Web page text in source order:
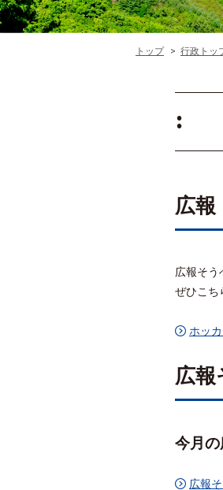
トップ 行政トッ
広報
広報そう
ぜひこち
ホッ
広
今月
広報